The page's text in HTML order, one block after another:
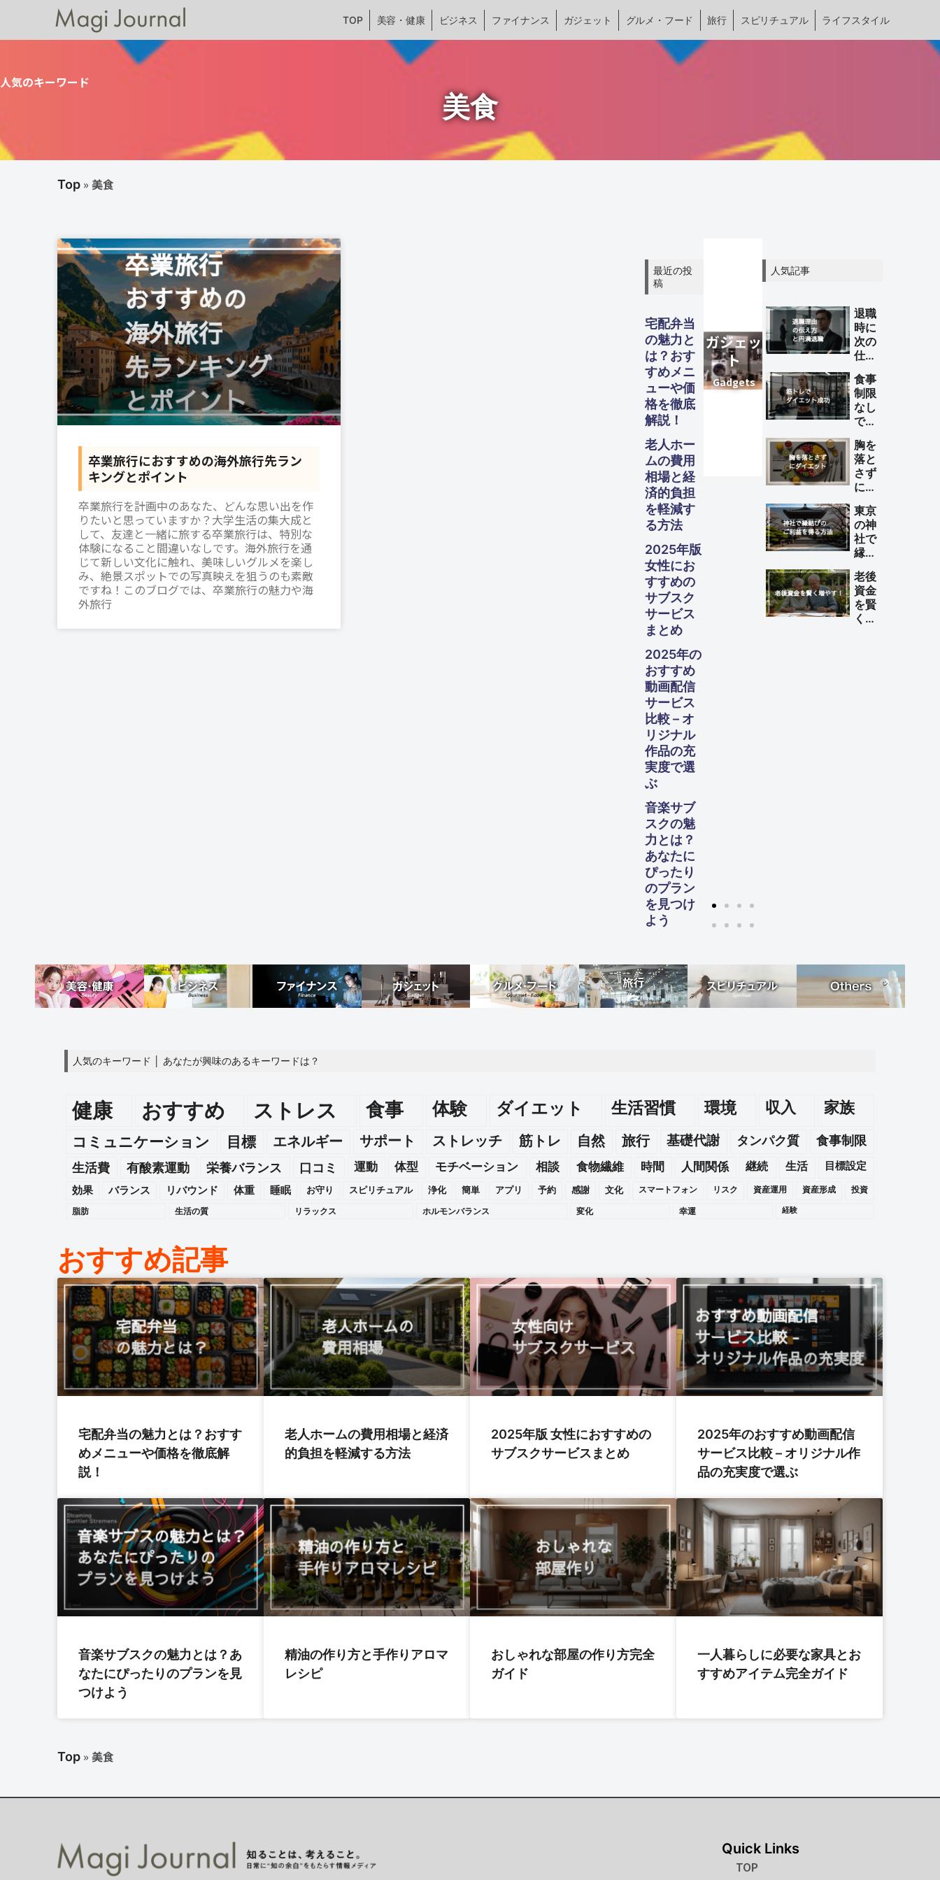
TOP 美容・健康 ビジネス ファイナンス ガジェット グルメ・フード 旅行 スピリチュアル ライフスタイル
人気のキーワード
美食
Top » 美食
卒業旅行におすすめの海外旅行先ラン
キングとポイント
卒業旅行を計画中のあなた、どんな思い出を作
りたいと思っていますか？大学生活の集大成と
して、友達と一緒に旅する卒業旅行は、特別な
体験になること間違いなしです。海外旅行を通
じて新しい文化に触れ、美味しいグルメを楽し
み、絶景スポットでの写真映えを狙うのも素敵
ですね！このブログでは、卒業旅行の魅力や海
外旅行
最近の投
稿
宅配弁当
の魅力と
は？おす
すめメニ
ューや価
格を徹底
解説！
老人ホー
ムの費用
相場と経
済的負担
を軽減す
る方法
2025年版
女性にお
すすめの
サブスク
サービス
まとめ
2025年の
おすすめ
動画配信
サービス
比較 – オ
リジナル
作品の充
実度で選
ぶ
音楽サブ
スクの魅
力とは？
あなたに
ぴったり
のプラン
を見つけ
よう
人気記事
退職
時に
次の
仕事
まっ
てい
ない
理由
の伝
え方
と円
満退
職の
ため
のポ
イン
ト
食事
制限
なし
で筋
によ
るダ
イエ
ット
を成
功さ
せる
方法
胸を
落と
さず
にダ
ット
する
方法
東京
の神
社で
縁結
ご利
益を
得る
方法
老後
資金
を賢
く増
人気のキーワード │ あなたが興味のあるキーワードは？
健康 おすすめ ストレス 食事 体験 ダイエット 生活習慣 環境 収入 家族
コミュニケーション 目標 エネルギー サポート ストレッチ 筋トレ 自然 旅行 基礎代謝 タンパク質
食事制限
生活費
有酸素運動 栄養バランス 口コミ 運動 体型 モチベーション 相談 食物繊維 時間 人間関係 継続 生活
目標設定
効果
バランス リバウンド 体重 睡眠 お守り スピリチュアル 浄化 簡単 アプリ 予約 感謝 文化 スマートフォン リスク 資産運用 資産形成 投資
脂肪 生活の質 リラックス ホルモンバランス 変化 幸運 経験
おすすめ記事
宅配弁当の魅力とは？おすす
めメニューや価格を徹底解
説！
老人ホームの費用相場と経済
的負担を軽減する方法
2025年版 女性におすすめの
サブスクサービスまとめ
2025年のおすすめ動画配信
サービス比較 – オリジナル作
品の充実度で選ぶ
音楽サブスクの魅力とは？あ
なたにぴったりのプランを見
つけよう
精油の作り方と手作りアロマ
レシピ
おしゃれな部屋の作り方完全
ガイド
一人暮らしに必要な家具とお
すすめアイテム完全ガイド
Top » 美食
Quick Links
TOP